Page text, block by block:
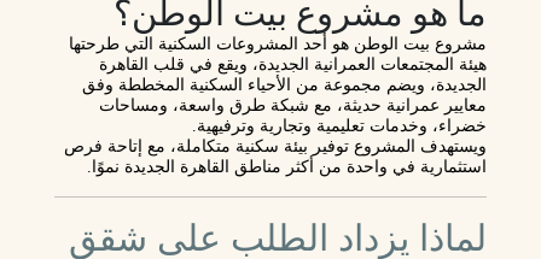
ما هو مشروع بيت الوطن؟
مشروع بيت الوطن هو أحد المشروعات السكنية التي طرحتها
هيئة المجتمعات العمرانية الجديدة، ويقع في قلب القاهرة
الجديدة، ويضم مجموعة من الأحياء السكنية المخططة وفق
معايير عمرانية حديثة، مع شبكة طرق واسعة، ومساحات
خضراء، وخدمات تعليمية وتجارية وترفيهية.
ويستهدف المشروع توفير بيئة سكنية متكاملة، مع إتاحة فرص
استثمارية في واحدة من أكثر مناطق القاهرة الجديدة نموًا.
لماذا يزداد الطلب على شقق